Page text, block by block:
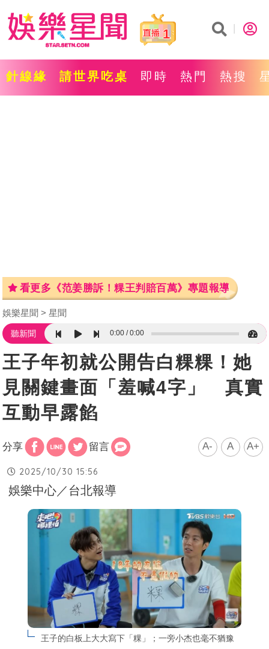
1
針線緣 請世界吃桌 即時 熱門 熱搜
看更多《范姜勝訴！粿王判賠百萬》專題報導
娛樂星聞 星聞
聽新聞 0:00 0:00
王子年初就公開告白粿粿！她
見關鍵畫面「羞喊4字」 真實
互動早露餡
分享 留言 A- A A+
2025/10/30 15:56
娛樂中心／台北報導
王子的白板上大大寫下「粿」；一旁小杰也毫不猶豫